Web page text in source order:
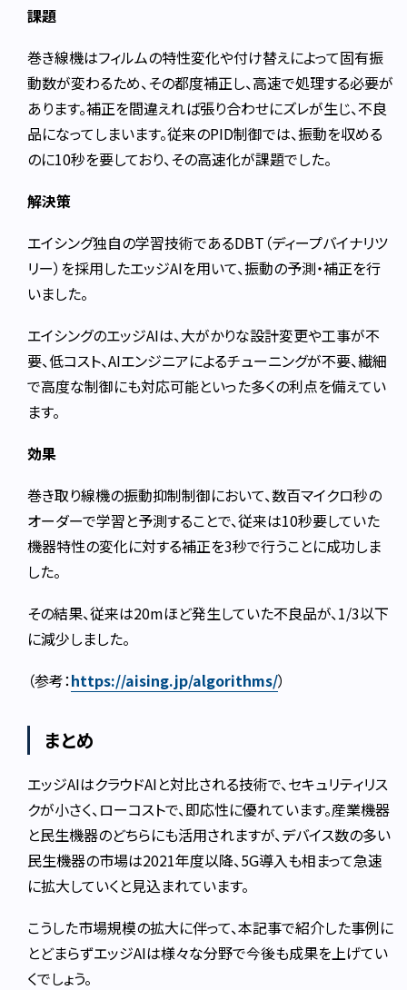
課題
巻き線機はフィルムの特性変化や付け替えによって固有振
動数が変わるため、その都度補正し、高速で処理する必要が
あります。補正を間違えれば張り合わせにズレが生じ、不良
品になってしまいます。従来のPID制御では、振動を収める
のに10秒を要しており、その高速化が課題でした。
解決策
エイシング独自の学習技術であるDBT（ディープバイナリツ
リー）を採用したエッジAIを用いて、振動の予測・補正を行
いました。
エイシングのエッジAIは、大がかりな設計変更や工事が不
要、低コスト、AIエンジニアによるチューニングが不要、繊細
で高度な制御にも対応可能といった多くの利点を備えてい
ます。
効果
巻き取り線機の振動抑制制御において、数百マイクロ秒の
オーダーで学習と予測することで、従来は10秒要していた
機器特性の変化に対する補正を3秒で行うことに成功しま
した。
その結果、従来は20mほど発生していた不良品が、1/3以下
に減少しました。
（参考：https://aising.jp/algorithms/）
まとめ
エッジAIはクラウドAIと対比される技術で、セキュリティリス
クが小さく、ローコストで、即応性に優れています。産業機器
と民生機器のどちらにも活用されますが、デバイス数の多い
民生機器の市場は2021年度以降、5G導入も相まって急速
に拡大していくと見込まれています。
こうした市場規模の拡大に伴って、本記事で紹介した事例に
とどまらずエッジAIは様々な分野で今後も成果を上げてい
くでしょう。